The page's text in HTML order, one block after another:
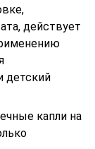
действует
детский
капли на